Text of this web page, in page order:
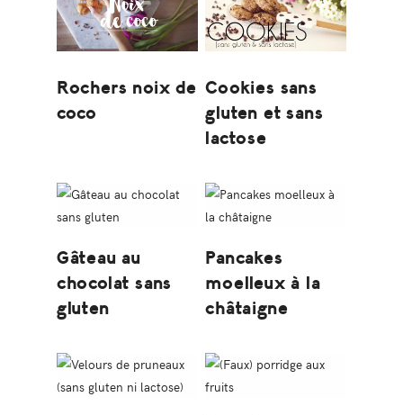
Rochers noix de
coco
Cookies sans
gluten et sans
lactose
Gâteau au
chocolat sans
gluten
Pancakes
moelleux à la
châtaigne